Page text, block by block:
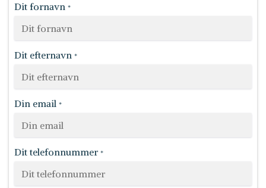
Dit fornavn *
Dit efternavn *
Din email *
Dit telefonnummer *